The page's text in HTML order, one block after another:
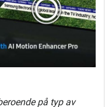
på typ av